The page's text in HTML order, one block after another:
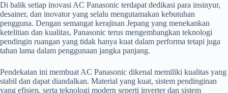
Di balik setiap inovasi AC Panasonic terdapat dedikasi para insinyur,
desainer, dan inovator yang selalu mengutamakan kebutuhan
pengguna. Dengan semangat kerajinan Jepang yang menekankan
ketelitian dan kualitas, Panasonic terus mengembangkan teknologi
pendingin ruangan yang tidak hanya kuat dalam performa tetapi juga
tahan lama dalam penggunaan jangka panjang.
Pendekatan ini membuat AC Panasonic dikenal memiliki kualitas yang
stabil dan dapat diandalkan. Material yang kuat, sistem pendinginan
yang efisien, serta teknologi modern seperti inverter dan sistem